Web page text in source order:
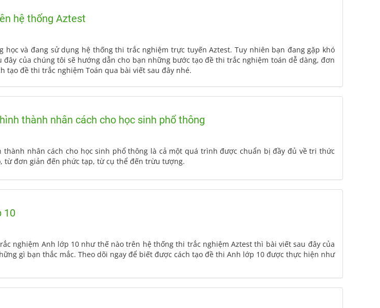
hệ thống Aztest
học và đang sử dụng hệ thống thi trắc nghiệm trực tuyến Aztest. Tuy nhiên bạn đang gặp khó
của chúng tôi sẽ hướng dẫn cho bạn những bước tạo đề thi trắc nghiệm toán dễ dàng, đơn
tạo đề thi trắc nghiệm Toán qua bài viết sau đây nhé.
thành nhân cách cho học sinh phổ thông
thành nhân cách cho học sinh phổ thông là cả một quá trình được chuẩn bị đầy đủ về tri thức
từ đơn giản đến phức tạp, từ cụ thể đến trừu tượng.
10
nghiệm Anh lớp 10 như thế nào trên hệ thống thi trắc nghiệm Aztest thì bài viết sau đây của
gì bạn thắc mắc. Theo dõi ngay để biết được cách tạo đề thi Anh lớp 10 được thực hiện như